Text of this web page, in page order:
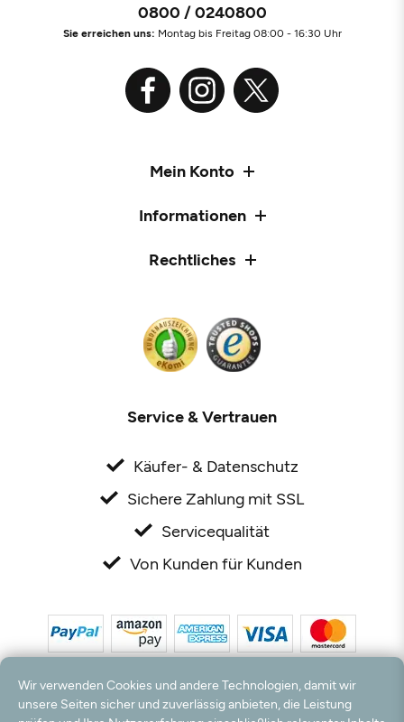
0800 / 0240800
Sie erreichen uns: Montag bis Freitag 08:00 - 16:30 Uhr
Mein Konto
Informationen
Rechtliches
Service & Vertrauen
Käufer- & Datenschutz
Sichere Zahlung mit SSL
Servicequalität
Von Kunden für Kunden
Wir verwenden Cookies und andere Technologien, damit wir
unsere Seiten sicher und zuverlässig anbieten, die Leistung